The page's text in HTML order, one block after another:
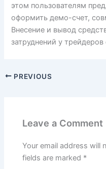
этом пользователям
оформить демо-счет,
Внесение и вывод
затруднений у
PREVIOUS
Leave a Comment
Your email address will
fields are marked *